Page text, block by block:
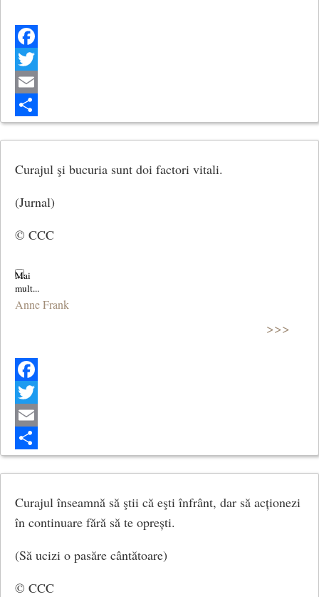
Facebook
Twitter
Email
Share
Curajul şi bucuria sunt doi factori vitali.
(Jurnal)
© CCC
Anne Frank
>>>
Facebook
Twitter
Email
Share
Curajul înseamnă să ştii că eşti înfrânt, dar să acționezi
în continuare fără să te oprești.
(Să ucizi o pasăre cântătoare)
© CCC